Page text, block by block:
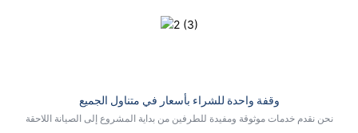
وقفة واحدة للشراء بأسعار في متناول الجميع
نحن نقدم خدمات موثوقة ومفيدة للطرفين من بداية المشروع إلى الصيانة اللاحقة